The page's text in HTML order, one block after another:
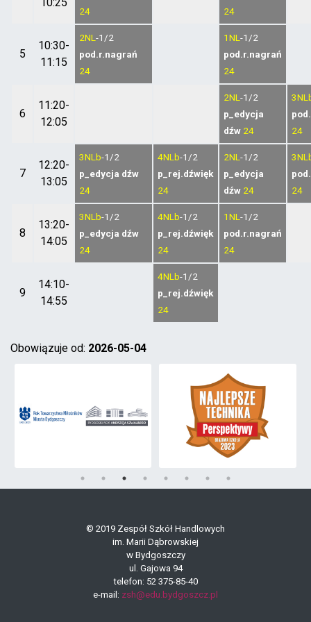
24
24
5
10:30-
11:15
2NL -1/2
pod.r.nagrań
24
1NL -1/2
pod.r.nagrań
24
6
11:20-
12:05
2NL -1/2
p_edycja
dźw 24
24
7
12:20-
13:05
3NLb-1/2
p_edycja dźw
24
4NLb-1/2
p_rej.dźwięk
24
2NL -1/2
p_edycja
dźw 24
24
8
13:20-
14:05
3NLb-1/2
p_edycja dźw
24
4NLb-1/2
p_rej.dźwięk
24
1NL -1/2
pod.r.nagrań
24
9
14:10-
14:55
4NLb-1/2
p_rej.dźwięk
24
Obowiązuje od: 2026-05-04
© 2019 Zespół Szkół Handlowych
im. Marii Dąbrowskiej
w Bydgoszczy
ul. Gajowa 94
telefon: 52 375-85-40
e-mail: zsh@edu.bydgoszcz.pl